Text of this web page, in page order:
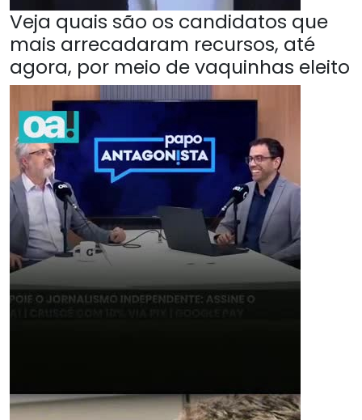
Veja quais são os candidatos que
mais arrecadaram recursos, até
agora, por meio de vaquinhas eleito